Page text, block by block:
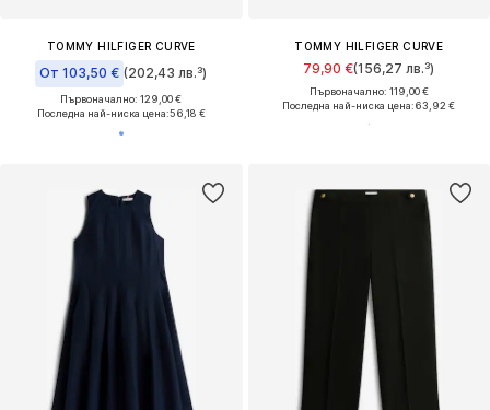
TOMMY HILFIGER CURVE
От 103,50 € (202,43 лв.³)
Първоначално: 129,00 €
Последна най-ниска цена:56,18 €
TOMMY HILFIGER CURVE
79,90 €(156,27 лв.³)
Първоначално: 119,00 €
Последна най-ниска цена:63,92 €